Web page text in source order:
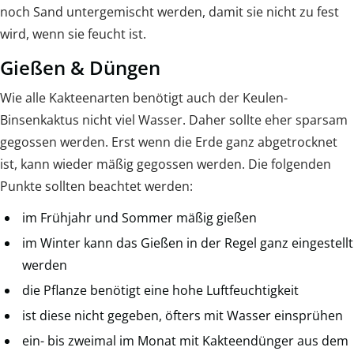
noch Sand untergemischt werden, damit sie nicht zu fest
wird, wenn sie feucht ist.
Gießen & Düngen
Wie alle Kakteenarten benötigt auch der Keulen-
Binsenkaktus nicht viel Wasser. Daher sollte eher sparsam
gegossen werden. Erst wenn die Erde ganz abgetrocknet
ist, kann wieder mäßig gegossen werden. Die folgenden
Punkte sollten beachtet werden:
im Frühjahr und Sommer mäßig gießen
im Winter kann das Gießen in der Regel ganz eingestellt
werden
die Pflanze benötigt eine hohe Luftfeuchtigkeit
ist diese nicht gegeben, öfters mit Wasser einsprühen
ein- bis zweimal im Monat mit Kakteendünger aus dem